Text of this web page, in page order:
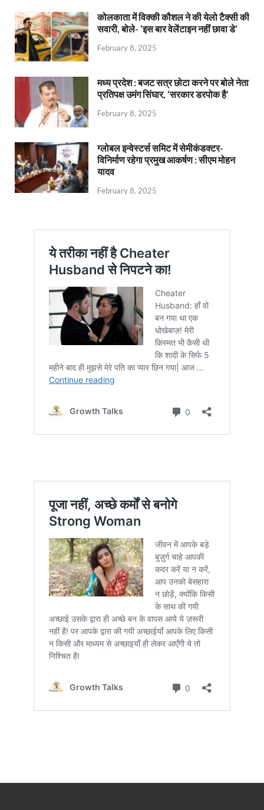
कोलकाता में विक्की कौशल ने की येलो टैक्सी की
सवारी, बोले- ‘इस बार वेलेंटाइन नहीं छावा डे’
February 8, 2025
मध्य प्रदेश : बजट सत्र छोटा करने पर बोले नेता
प्रतिपक्ष उमंग सिंघार, ‘सरकार डरपोक है’
February 8, 2025
ग्लोबल इन्वेस्टर्स समिट में सेमीकंडक्टर-
विनिर्माण रहेगा प्रमुख आकर्षण : सीएम मोहन
यादव
February 8, 2025